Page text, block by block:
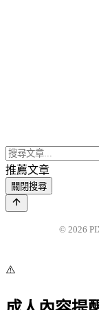
推薦文章
關閉搜尋
© 2026
⚠️